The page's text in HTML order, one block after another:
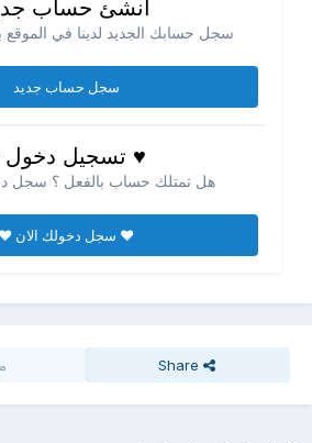
انشئ حساب
سجل حسابك الجديد لدينا في الموقع
سجل حساب جديد
♥ تسجيل دخول
هل تمتلك حساب بالفعل ؟ سجل
♥ سجل دخولك الان ♥
Share